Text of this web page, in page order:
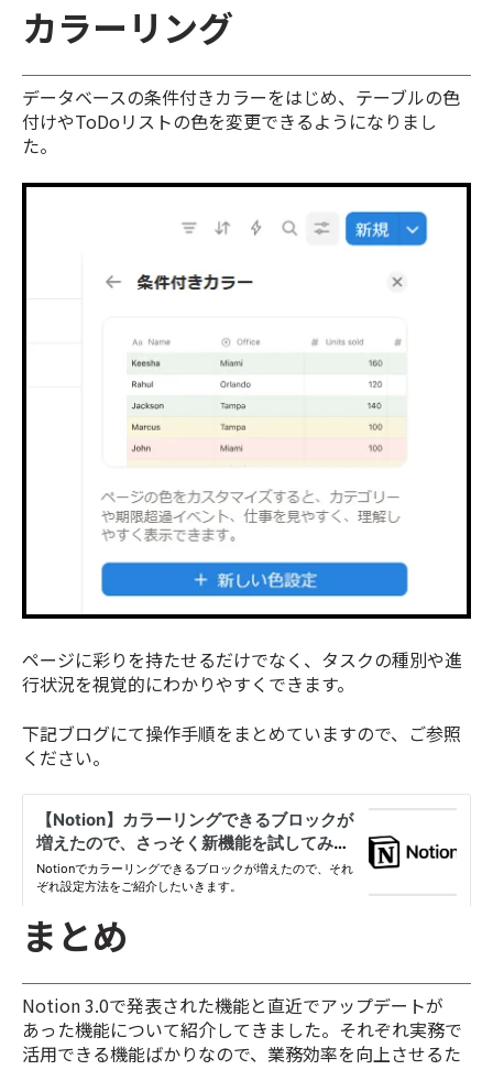
カラーリング
データベースの条件付きカラーをはじめ、テーブルの色
付けやToDoリストの色を変更できるようになりまし
た。
ページに彩りを持たせるだけでなく、タスクの種別や進
行状況を視覚的にわかりやすくできます。
下記ブログにて操作手順をまとめていますので、ご参照
ください。
まとめ
Notion 3.0で発表された機能と直近でアップデートが
あった機能について紹介してきました。それぞれ実務で
活用できる機能ばかりなので、業務効率を向上させるた